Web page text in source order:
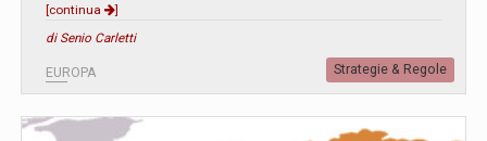
[continua
]
di Senio Carletti
EUROPA Strategie & Regole